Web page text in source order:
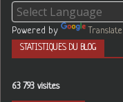
Powered by Translate
STATISTIQUES DU BLOG
63 793 visites